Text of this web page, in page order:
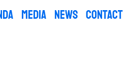
MEDIA NEWS CONTACT